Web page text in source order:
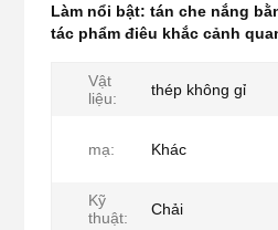
Làm nổi bật: tán che nắng
tác phẩm điêu khắc cảnh
Vật
liệu:
thép không gỉ
mạ: Khác
Kỹ
thuật:
Chải